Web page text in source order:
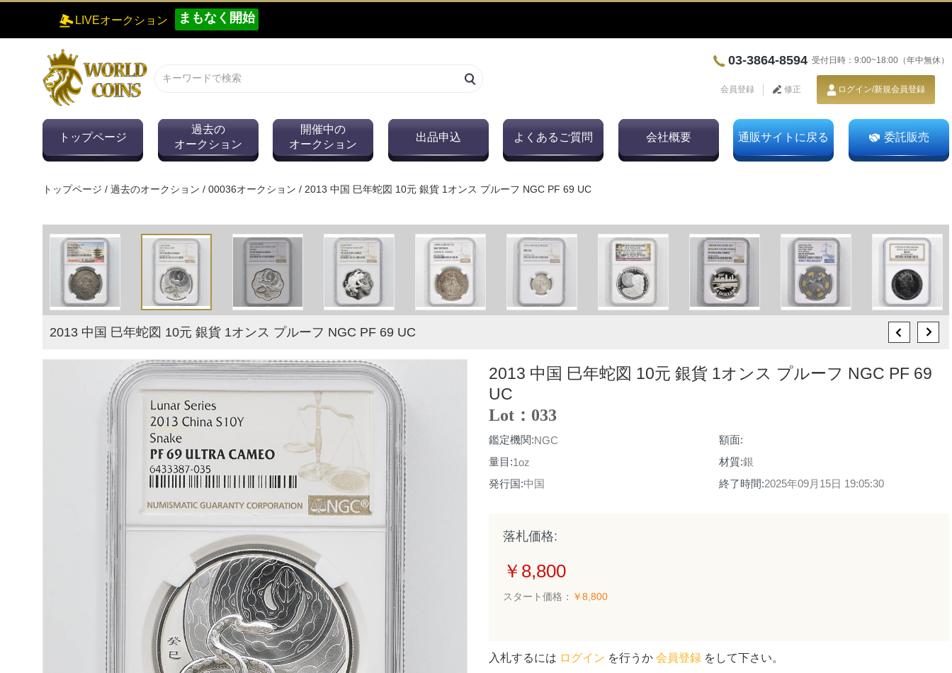
LIVEオークション まもなく開始
03-3864-8594 受付日時：9:00~18:00（年中無休）
会員登録 修正 ログイン/新規会員登録
トップページ
過去の
オークション
開催中の
オークション
出品申込 よくあるご質問 会社概要 通販サイトに戻る 委託販売
トップページ / 過去のオークション / 00036オークション / 2013 中国 巳年蛇図 10元 銀貨 1オンス プルーフ NGC PF 69 UC
2013 中国 巳年蛇図 10元 銀貨 1オンス プルーフ NGC PF 69 UC